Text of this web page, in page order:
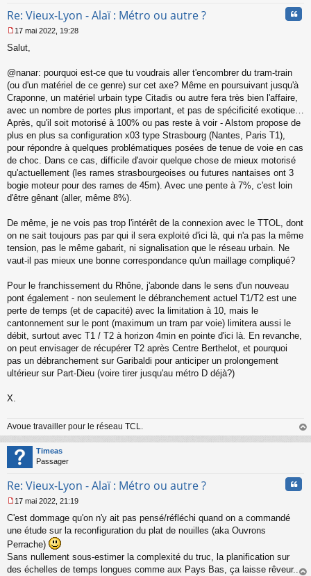
Re: Vieux-Lyon - Alaï : Métro ou autre ?
e
s
g
e
n
o
n
u
17 mai 2022, 19:28
Salut,
@nanar: pourquoi est-ce que tu voudrais aller t'encombrer du tram-train
(ou d'un matériel de ce genre) sur cet axe? Même en poursuivant jusqu'à
Craponne, un matériel urbain type Citadis ou autre fera très bien l'affaire,
avec un nombre de portes plus important, et pas de spécificité exotique…
Après, qu'il soit motorisé à 100% ou pas reste à voir - Alstom propose de
plus en plus sa configuration x03 type Strasbourg (Nantes, Paris T1),
pour répondre à quelques problématiques posées de tenue de voie en cas
de choc. Dans ce cas, difficile d'avoir quelque chose de mieux motorisé
qu'actuellement (les rames strasbourgeoises ou futures nantaises ont 3
bogie moteur pour des rames de 45m). Avec une pente à 7%, c'est loin
d'être gênant (aller, même 8%).
De même, je ne vois pas trop l'intérêt de la connexion avec le TTOL, dont
on ne sait toujours pas par qui il sera exploité d'ici là, qui n'a pas la même
tension, pas le même gabarit, ni signalisation que le réseau urbain. Ne
vaut-il pas mieux une bonne correspondance qu'un maillage compliqué?
Pour le franchissement du Rhône, j'abonde dans le sens d'un nouveau
pont également - non seulement le débranchement actuel T1/T2 est une
perte de temps (et de capacité) avec la limitation à 10, mais le
cantonnement sur le pont (maximum un tram par voie) limitera aussi le
débit, surtout avec T1 / T2 à horizon 4min en pointe d'ici là. En revanche,
on peut envisager de récupérer T2 après Centre Berthelot, et pourquoi
pas un débranchement sur Garibaldi pour anticiper un prolongement
ultérieur sur Part-Dieu (voire tirer jusqu'au métro D déjà?)
X.
Avoue travailler pour le réseau TCL.
au
Timeas
Passager
Re: Vieux-Lyon - Alaï : Métro ou autre ?
e
s
a
g
e
17 mai 2022, 21:19
C'est dommage qu'on n'y ait pas pensé/réfléchi quand on a commandé
une étude sur la reconfiguration du plat de nouilles (aka Ouvrons
Perrache)
Sans nullement sous-estimer la complexité du truc, la planification sur
des échelles de temps longues comme aux Pays Bas, ça laisse rêveur...